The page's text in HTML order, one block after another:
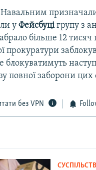
уФейсбуцігрупу з
більше 12
прокуратури
повної заборони цих
без VPN